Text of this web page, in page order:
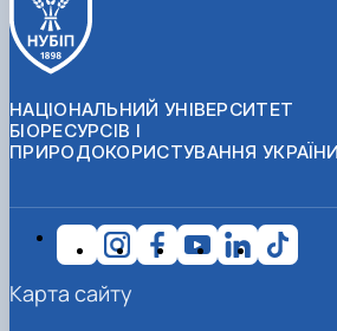
НАЦІОНАЛЬНИЙ УНІВЕРСИТЕТ
БІОРЕСУРСІВ І
ПРИРОДОКОРИСТУВАННЯ УКРАЇНИ
Карта сайту